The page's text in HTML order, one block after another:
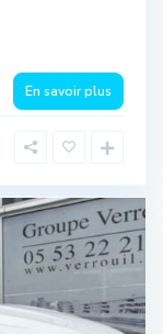
En savoir plus